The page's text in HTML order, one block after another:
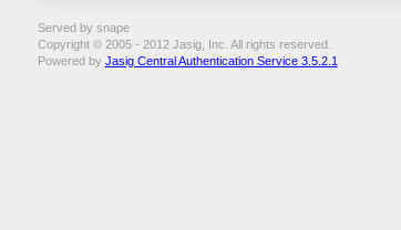
Served by snape
Copyright © 2005 - 2012 Jasig, Inc. All rights reserved.
Powered by Jasig Central Authentication Service 3.5.2.1